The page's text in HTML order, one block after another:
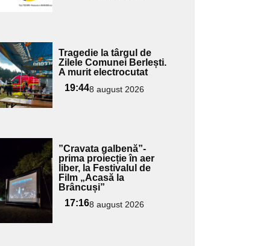
textul
Tragedie la târgul de
Zilele Comunei Berlești.
A murit electrocutat
19:448 august 2026
textul
”Cravata galbenă”-
prima proiecție în aer
liber, la Festivalul de
Film „Acasă la
Brâncuși”
17:168 august 2026